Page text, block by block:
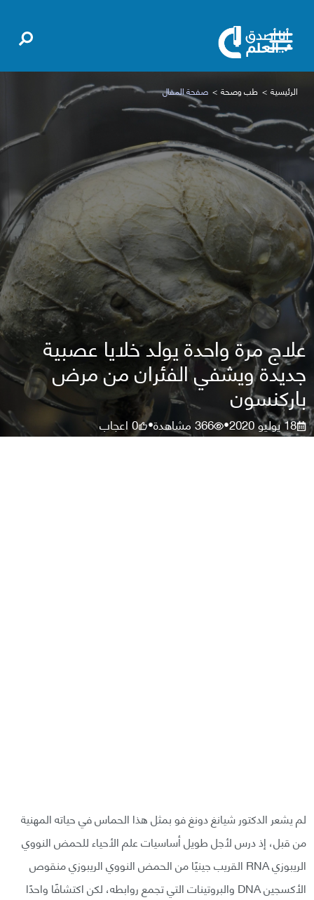
الرئيسية طب وصحة صفحة المقال
علاج مرة واحدة يولد خلايا عصبية
جديدة ويشفي الفئران من مرض
باركنسون
18 يوليو 2020 •
366مشاهدة•
0اعجاب
لم يشعر الدكتور شيانغ دونغ فو بمثل هذا الحماس في حياته المهنية
من قبل، إذ درس لأجل طويل أساسيات علم الأحياء للحمض النووي
الريبوزي RNA القريب جينيًا من الحمض النووي الريبوزي منقوص
الأكسجين DNA والبروتينات التي تجمع روابطه، لكن اكتشافًا واحدًا